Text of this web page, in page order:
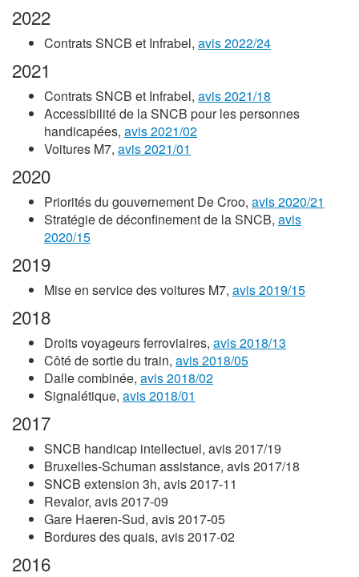
2022
Contrats SNCB et Infrabel, avis 2022/24
2021
Contrats SNCB et Infrabel, avis 2021/18
Accessibilité de la SNCB pour les personnes
handicapées, avis 2021/02
Voitures M7, avis 2021/01
2020
Priorités du gouvernement De Croo, avis 2020/21
Stratégie de déconfinement de la SNCB, avis
2020/15
2019
Mise en service des voitures M7, avis 2019/15
2018
Droits voyageurs ferroviaires, avis 2018/13
Côté de sortie du train, avis 2018/05
Dalle combinée, avis 2018/02
Signalétique, avis 2018/01
2017
SNCB handicap intellectuel, avis 2017/19
Bruxelles-Schuman assistance, avis 2017/18
SNCB extension 3h, avis 2017-11
Revalor, avis 2017-09
Gare Haeren-Sud, avis 2017-05
Bordures des quais, avis 2017-02
2016